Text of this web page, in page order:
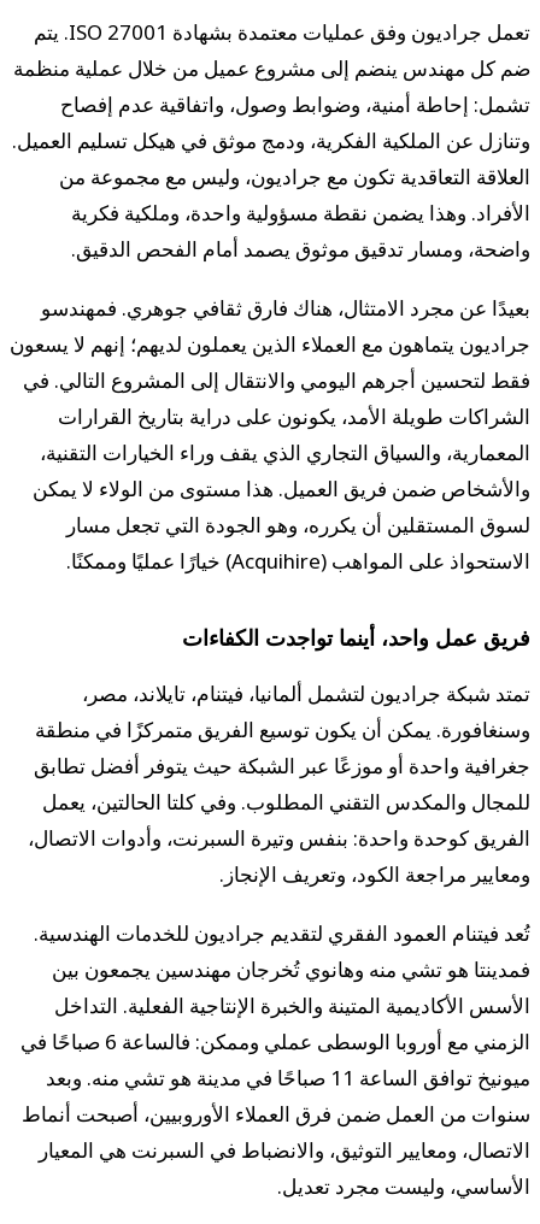
تعمل جراديون وفق عمليات معتمدة بشهادة ISO 27001. يتم
ضم كل مهندس ينضم إلى مشروع عميل من خلال عملية منظمة
تشمل: إحاطة أمنية، وضوابط وصول، واتفاقية عدم إفصاح
وتنازل عن الملكية الفكرية، ودمج موثق في هيكل تسليم العميل.
العلاقة التعاقدية تكون مع جراديون، وليس مع مجموعة من
الأفراد. وهذا يضمن نقطة مسؤولية واحدة، وملكية فكرية
واضحة، ومسار تدقيق موثوق يصمد أمام الفحص الدقيق.
بعيدًا عن مجرد الامتثال، هناك فارق ثقافي جوهري. فمهندسو
جراديون يتماهون مع العملاء الذين يعملون لديهم؛ إنهم لا يسعون
فقط لتحسين أجرهم اليومي والانتقال إلى المشروع التالي. في
الشراكات طويلة الأمد، يكونون على دراية بتاريخ القرارات
المعمارية، والسياق التجاري الذي يقف وراء الخيارات التقنية،
والأشخاص ضمن فريق العميل. هذا مستوى من الولاء لا يمكن
لسوق المستقلين أن يكرره، وهو الجودة التي تجعل مسار
الاستحواذ على المواهب (Acquihire) خيارًا عمليًا وممكنًا.
فريق عمل واحد، أينما تواجدت الكفاءات
تمتد شبكة جراديون لتشمل ألمانيا، فيتنام، تايلاند، مصر،
وسنغافورة. يمكن أن يكون توسيع الفريق متمركزًا في منطقة
جغرافية واحدة أو موزعًا عبر الشبكة حيث يتوفر أفضل تطابق
للمجال والمكدس التقني المطلوب. وفي كلتا الحالتين، يعمل
الفريق كوحدة واحدة: بنفس وتيرة السبرنت، وأدوات الاتصال،
ومعايير مراجعة الكود، وتعريف الإنجاز.
تُعد فيتنام العمود الفقري لتقديم جراديون للخدمات الهندسية.
فمدينتا هو تشي منه وهانوي تُخرجان مهندسين يجمعون بين
الأسس الأكاديمية المتينة والخبرة الإنتاجية الفعلية. التداخل
الزمني مع أوروبا الوسطى عملي وممكن: فالساعة 6 صباحًا في
ميونيخ توافق الساعة 11 صباحًا في مدينة هو تشي منه. وبعد
سنوات من العمل ضمن فرق العملاء الأوروبيين، أصبحت أنماط
الاتصال، ومعايير التوثيق، والانضباط في السبرنت هي المعيار
الأساسي، وليست مجرد تعديل.